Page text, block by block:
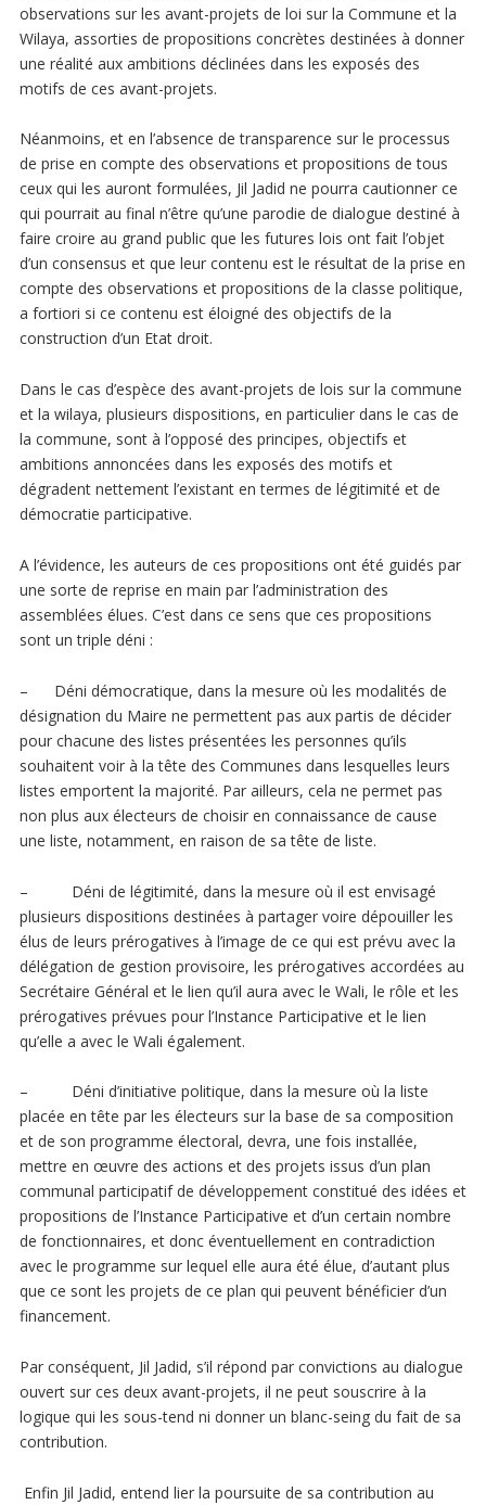
observations sur les avant-projets de loi sur la Commune et la
Wilaya, assorties de propositions concrètes destinées à donner
une réalité aux ambitions déclinées dans les exposés des
motifs de ces avant-projets.
Néanmoins, et en l’absence de transparence sur le processus
de prise en compte des observations et propositions de tous
ceux qui les auront formulées, Jil Jadid ne pourra cautionner ce
qui pourrait au final n’être qu’une parodie de dialogue destiné à
faire croire au grand public que les futures lois ont fait l’objet
d’un consensus et que leur contenu est le résultat de la prise en
compte des observations et propositions de la classe politique,
a fortiori si ce contenu est éloigné des objectifs de la
construction d’un Etat droit.
Dans le cas d’espèce des avant-projets de lois sur la commune
et la wilaya, plusieurs dispositions, en particulier dans le cas de
la commune, sont à l’opposé des principes, objectifs et
ambitions annoncées dans les exposés des motifs et
dégradent nettement l’existant en termes de légitimité et de
démocratie participative.
A l’évidence, les auteurs de ces propositions ont été guidés par
une sorte de reprise en main par l’administration des
assemblées élues. C’est dans ce sens que ces propositions
sont un triple déni :
– Déni démocratique, dans la mesure où les modalités de
désignation du Maire ne permettent pas aux partis de décider
pour chacune des listes présentées les personnes qu’ils
souhaitent voir à la tête des Communes dans lesquelles leurs
listes emportent la majorité. Par ailleurs, cela ne permet pas
non plus aux électeurs de choisir en connaissance de cause
une liste, notamment, en raison de sa tête de liste.
– Déni de légitimité, dans la mesure où il est envisagé
plusieurs dispositions destinées à partager voire dépouiller les
élus de leurs prérogatives à l’image de ce qui est prévu avec la
délégation de gestion provisoire, les prérogatives accordées au
Secrétaire Général et le lien qu’il aura avec le Wali, le rôle et les
prérogatives prévues pour l’Instance Participative et le lien
qu’elle a avec le Wali également.
– Déni d’initiative politique, dans la mesure où la liste
placée en tête par les électeurs sur la base de sa composition
et de son programme électoral, devra, une fois installée,
mettre en œuvre des actions et des projets issus d’un plan
communal participatif de développement constitué des idées et
propositions de l’Instance Participative et d’un certain nombre
de fonctionnaires, et donc éventuellement en contradiction
avec le programme sur lequel elle aura été élue, d’autant plus
que ce sont les projets de ce plan qui peuvent bénéficier d’un
financement.
Par conséquent, Jil Jadid, s’il répond par convictions au dialogue
ouvert sur ces deux avant-projets, il ne peut souscrire à la
logique qui les sous-tend ni donner un blanc-seing du fait de sa
contribution.
Enfin Jil Jadid, entend lier la poursuite de sa contribution au